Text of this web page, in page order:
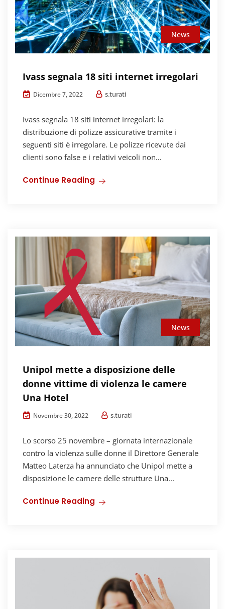
News
Ivass segnala 18 siti internet irregolari
Dicembre 7, 2022 s.turati
Ivass segnala 18 siti internet irregolari: la
distribuzione di polizze assicurative tramite i
seguenti siti è irregolare. Le polizze ricevute dai
clienti sono false e i relativi veicoli non...
Continue Reading
News
Unipol mette a disposizione delle
donne vittime di violenza le camere
Una Hotel
Novembre 30, 2022 s.turati
Lo scorso 25 novembre – giornata internazionale
contro la violenza sulle donne il Direttore Generale
Matteo Laterza ha annunciato che Unipol mette a
disposizione le camere delle strutture Una...
Continue Reading